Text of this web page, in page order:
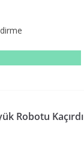
Robotu Kaçırdı